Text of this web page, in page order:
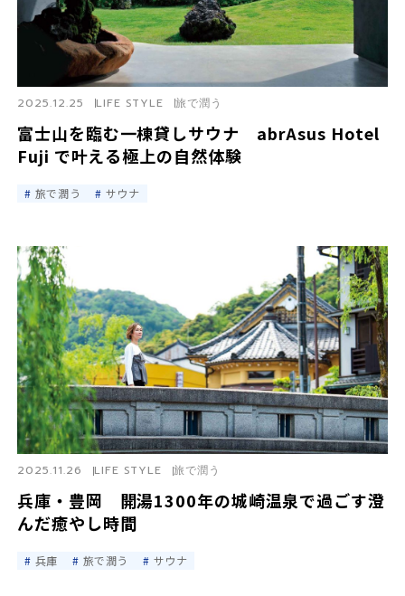
富士山を臨む一棟貸しサウナ abrAsus Hotel
Fuji で叶える極上の自然体験
2025.12.25 LIFE STYLE 旅で潤う
旅で潤う サウナ
兵庫・豊岡 開湯1300年の城崎温泉で過ごす澄
んだ癒やし時間
2025.11.26 LIFE STYLE 旅で潤う
兵庫 旅で潤う サウナ